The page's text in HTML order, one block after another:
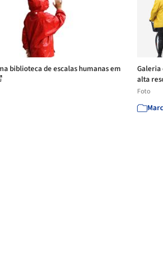
biblioteca de escalas humanas em
Galeria
alta
Foto